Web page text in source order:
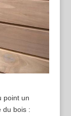
point un
du bois :